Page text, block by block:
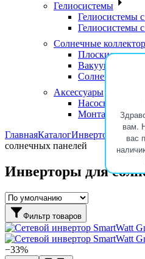
вам.
вас
Гелиосистемы
Гелиосистемы
Гелиосистемы
Солнечные
Плоские
Вакуумные
Солнечные
Аксессуары
Насосные
Монтажные
ГлавнаяКаталогИнверторы
солнечных панелей
Инверторы для
Фильтр товаров
−33%